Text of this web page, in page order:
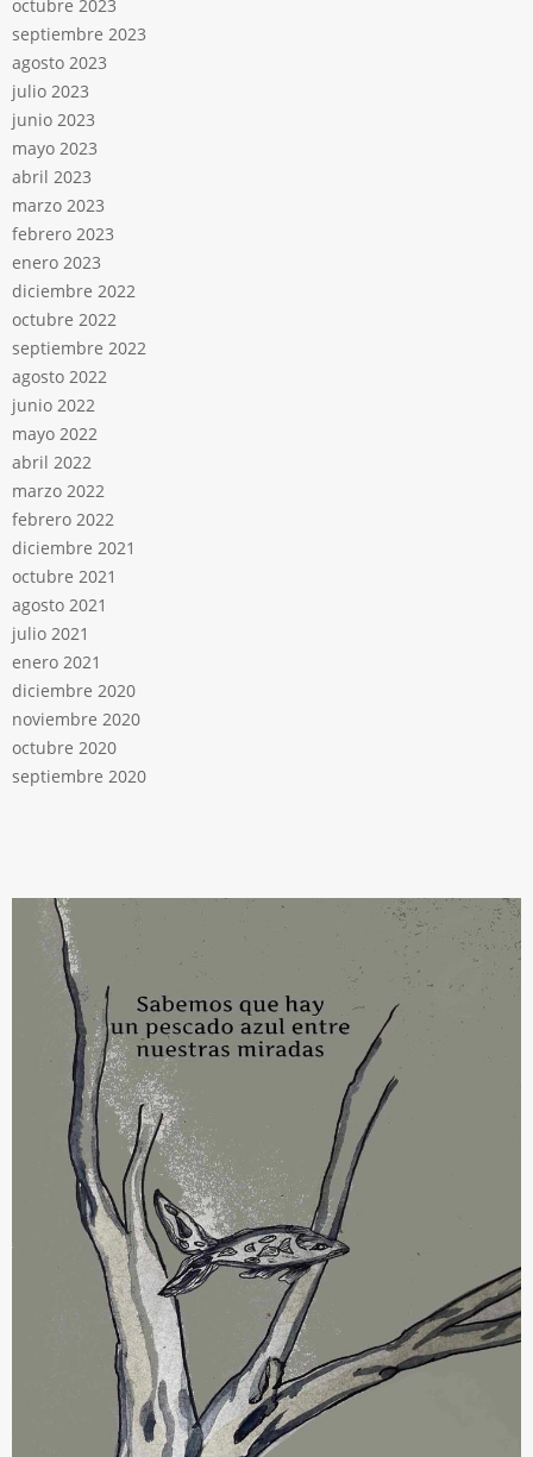
octubre 2023
septiembre 2023
agosto 2023
julio 2023
junio 2023
mayo 2023
abril 2023
marzo 2023
febrero 2023
enero 2023
diciembre 2022
octubre 2022
septiembre 2022
agosto 2022
junio 2022
mayo 2022
abril 2022
marzo 2022
febrero 2022
diciembre 2021
octubre 2021
agosto 2021
julio 2021
enero 2021
diciembre 2020
noviembre 2020
octubre 2020
septiembre 2020